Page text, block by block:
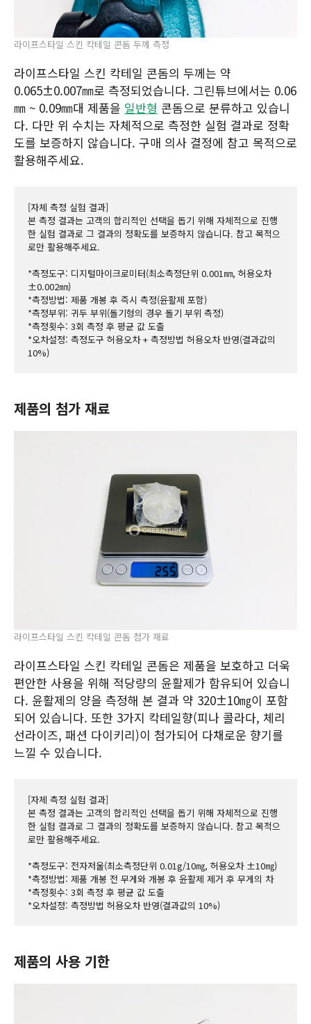
라이프스타일 스킨 칵테일 콘돔 두께 측정
라이프스타일 스킨 칵테일 콘돔의 두께는 약
0.065±0.007㎜로 측정되었습니다. 그린튜브에서는 0.06
㎜ ~ 0.09㎜대 제품을 일반형 콘돔으로 분류하고 있습니
다. 다만 위 수치는 자체적으로 측정한 실험 결과로 정확
도를 보증하지 않습니다. 구매 의사 결정에 참고 목적으로
활용해주세요.
[자체 측정 실험 결과]
본 측정 결과는 고객의 합리적인 선택을 돕기 위해 자체적으로 진행
한 실험 결과로 그 결과의 정확도를 보증하지 않습니다. 참고 목적으
로만 활용해주세요.
*측정도구: 디지털마이크로미터(최소측정단위 0.001㎜, 허용오차
±0.002㎜)
*측정방법: 제품 개봉 후 즉시 측정(윤활제 포함)
*측정부위: 귀두 부위(돌기형의 경우 돌기 부위 측정)
*측정횟수: 3회 측정 후 평균 값 도출
*오차설정: 측정도구 허용오차 + 측정방법 허용오차 반영(결과값의
10%)
제품의 첨가 재료
라이프스타일 스킨 칵테일 콘돔 첨가 재료
라이프스타일 스킨 칵테일 콘돔은 제품을 보호하고 더욱
편안한 사용을 위해 적당량의 윤활제가 함유되어 있습니
다. 윤활제의 양을 측정해 본 결과 약 320±10㎎이 포함
되어 있습니다. 또한 3가지 칵테일향(피나 콜라다, 체리
선라이즈, 패션 다이키리)이 첨가되어 다채로운 향기를
느낄 수 있습니다.
[자체 측정 실험 결과]
본 측정 결과는 고객의 합리적인 선택을 돕기 위해 자체적으로 진행
한 실험 결과로 그 결과의 정확도를 보증하지 않습니다. 참고 목적으
로만 활용해주세요.
*측정도구: 전자저울(최소측정단위 0.01g/10㎎, 허용오차 ±10㎎)
*측정방법: 제품 개봉 전 무게와 개봉 후 윤활제 제거 후 무게의 차
*측정횟수: 3회 측정 후 평균 값 도출
*오차설정: 측정방법 허용오차 반영(결과값의 10%)
제품의 사용 기한